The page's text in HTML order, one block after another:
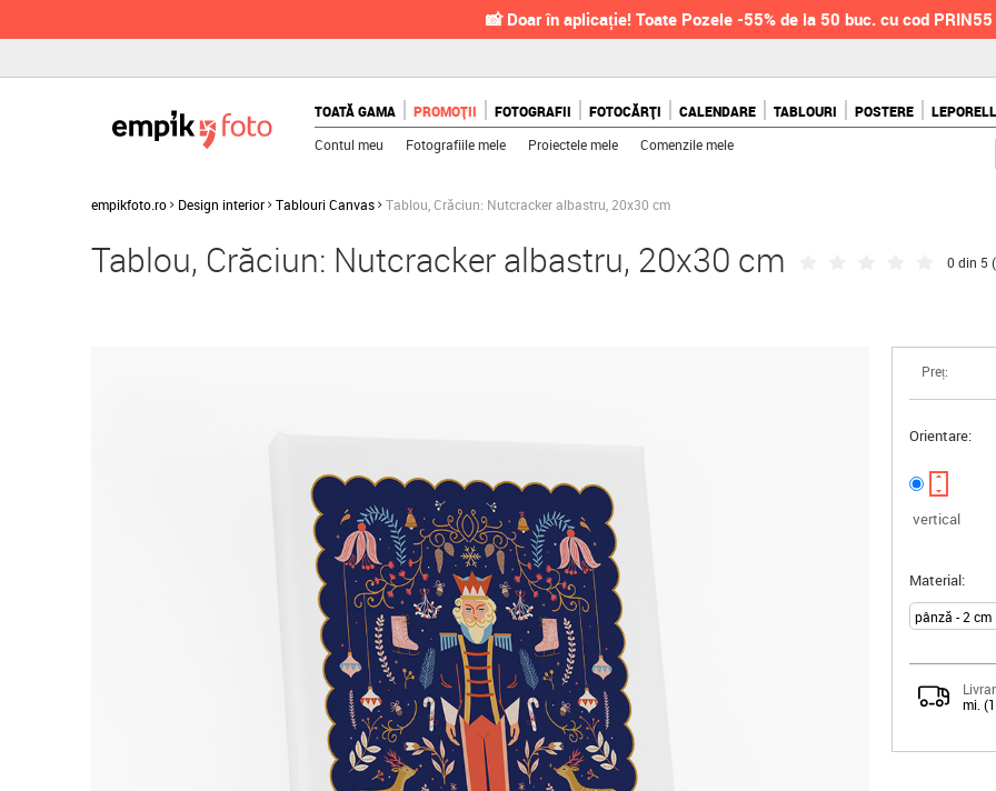
📸 Doar în aplicație! Toate Pozele -55% de la 50 buc. cu cod
TOATĂ GAMA PROMOȚII FOTOGRAFII FOTOCĂRȚI CALENDARE TABLOURI POSTERE
Contul meu Fotografiile mele Proiectele mele Comenzile mele
empikfoto.ro Design interior Tablouri Canvas Tablou, Crăciun: Nutcracker albastru, 20x30 cm
Tablou, Crăciun: Nutcracker albastru, 20x30 cm 0 din 5 (
Preț:
Orientare:
vertical
Material:
mi.